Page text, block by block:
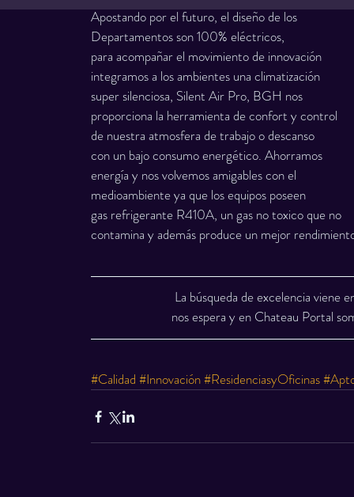
Apostando por el futuro, el diseño de los
Departamentos son 100% eléctricos,
para acompañar el movimiento de innovación
integramos a los ambientes una climatización
super silenciosa, Silent Air Pro, BGH nos
proporciona la herramienta de confort y control
de nuestra atmosfera de trabajo o descanso
con un bajo consumo energético. Ahorramos
energía y nos volvemos amigables con el
medioambiente ya que los equipos poseen
gas refrigerante R410A, un gas no toxico que no
contamina y además produce un mejor
La búsqueda de excelencia viene
nos espera y en Chateau Portal
#Calidad #Innovación#ResidenciasyOficinas